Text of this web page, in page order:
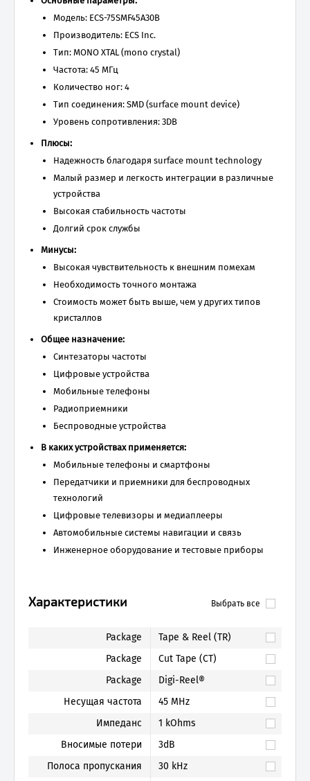
Выбрать все
Характеристики
Package
Tape & Reel (TR)
Package
Cut Tape (CT)
Package
Digi-Reel®
Несущая частота
45 MHz
Импеданс
1 kOhms
Вносимые потери
3dB
Полоса пропускания
30 kHz
Модель: ECS-75SMF45A30B
Производитель: ECS Inc.
Тип: MONO XTAL (mono crystal)
Частота: 45 МГц
Количество ног: 4
Тип соединения: SMD (surface mount device)
Уровень сопротивления: 3DB
Плюсы:
Надежность благодаря surface mount technology
Малый размер и легкость интеграции в различные
устройства
Высокая стабильность частоты
Долгий срок службы
Минусы:
Высокая чувствительность к внешним помехам
Необходимость точного монтажа
Стоимость может быть выше, чем у других типов
кристаллов
Общее назначение:
Синтезаторы частоты
Цифровые устройства
Мобильные телефоны
Радиоприемники
Беспроводные устройства
В каких устройствах применяется:
Мобильные телефоны и смартфоны
Передатчики и приемники для беспроводных
технологий
Цифровые телевизоры и медиаплееры
Автомобильные системы навигации и связь
Инженерное оборудование и тестовые приборы